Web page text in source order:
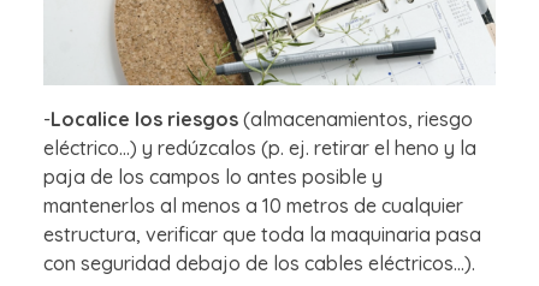
-Localice los riesgos (almacenamientos, riesgo
eléctrico…) y redúzcalos (p. ej. retirar el heno y la
paja de los campos lo antes posible y
mantenerlos al menos a 10 metros de cualquier
estructura, verificar que toda la maquinaria pasa
con seguridad debajo de los cables eléctricos…).